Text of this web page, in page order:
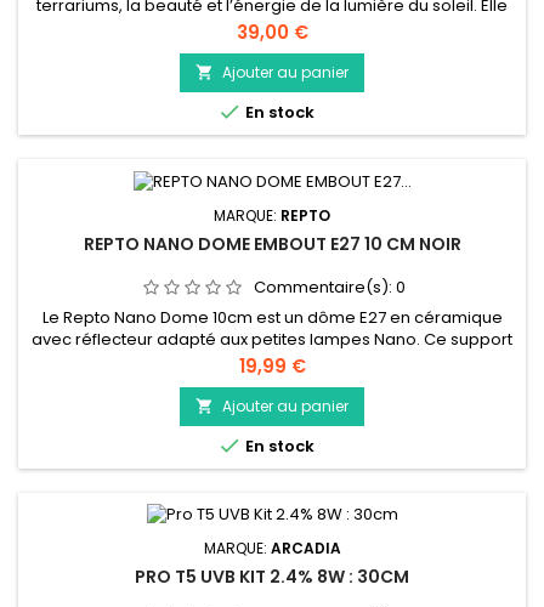
terrariums, la beauté et l’énergie de la lumière du soleil. Elle
révèle les couleurs naturelles de vos animaux, valorise
chaque détail de votre décor et favorise la croissance
harmonieuse de vos plantes. Vos reptiles retrouvent ainsi un
environnement lumineux fidèle à leur habitat, stimulant leur...
Prix
39,00 €
 Ajouter au panier
 En stock
MARQUE: REPTO
REPTO NANO DOME EMBOUT E27 10 CM NOIR
Commentaire(s): 0
Le Repto Nano Dome 10cm est un dôme E27 en céramique
avec réflecteur adapté aux petites lampes Nano. Ce support
de lampe est idéal pour être placé sur le panneau grillagé
d'un terrarium.
Prix
19,99 €
 Ajouter au panier
 En stock
MARQUE: ARCADIA
PRO T5 UVB KIT 2.4% 8W : 30CM